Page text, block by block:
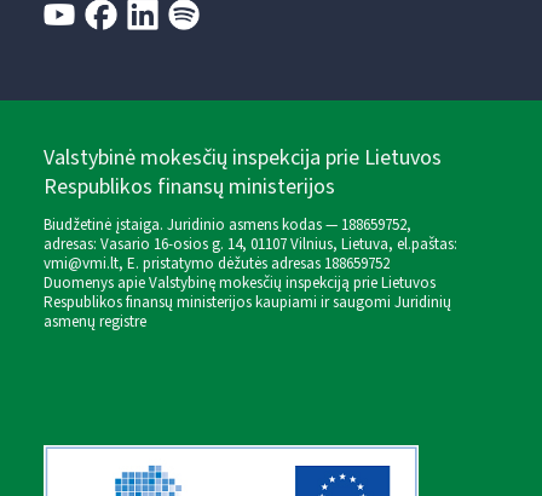
Valstybinė mokesčių inspekcija prie Lietuvos
Respublikos finansų ministerijos
Biudžetinė įstaiga. Juridinio asmens kodas — 188659752,
adresas: Vasario 16-osios g. 14, 01107 Vilnius, Lietuva, el.paštas:
vmi@vmi.lt, E. pristatymo dėžutės adresas 188659752
Duomenys apie Valstybinę mokesčių inspekciją prie Lietuvos
Respublikos finansų ministerijos kaupiami ir saugomi Juridinių
asmenų registre